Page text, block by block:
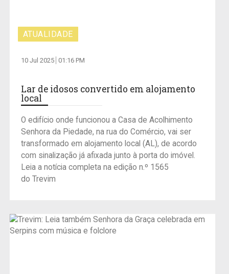
ATUALIDADE
10 Jul 2025 01:16 PM
Lar de idosos convertido em alojamento
local
O edifício onde funcionou a Casa de Acolhimento
Senhora da Piedade, na rua do Comércio, vai ser
transformado em alojamento local (AL), de acordo
com sinalização já afixada junto à porta do imóvel.
Leia a notícia completa na edição n.º 1565
do Trevim